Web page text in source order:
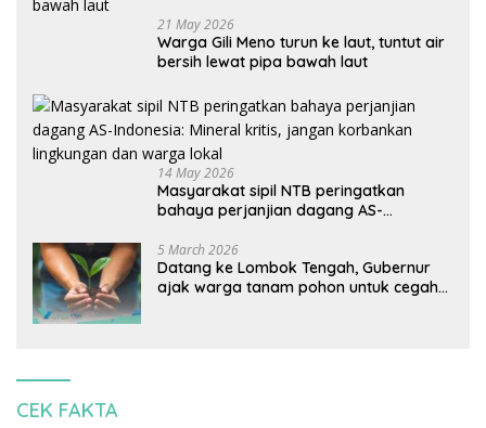
21 May 2026
Warga Gili Meno turun ke laut, tuntut air
bersih lewat pipa bawah laut
14 May 2026
Masyarakat sipil NTB peringatkan
bahaya perjanjian dagang AS-
korbankan lingkungan dan warga lokal
5 March 2026
Datang ke Lombok Tengah, Gubernur
ajak warga tanam pohon untuk cegah
CEK FAKTA